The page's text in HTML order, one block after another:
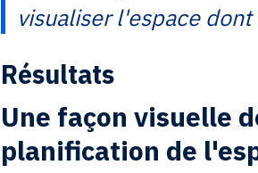
visualiser l'espace
Résultats
Une façon visuelle
planification de